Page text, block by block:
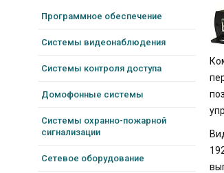
Программное обеспечение
Системы видеонаблюдения
Системы контроля доступа
Домофонные системы
Системы охранно-пожарной
сигнализации
Сетевое оборудование